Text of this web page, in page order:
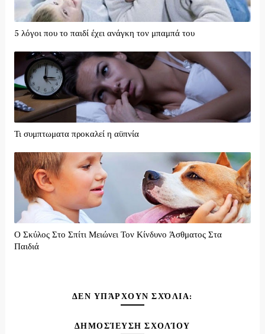
5 λόγοι που το παιδί έχει ανάγκη τον μπαμπά του
Τι συμπτωματα προκαλεί η αϋπνία
Ο Σκύλος Στο Σπίτι Μειώνει Τον Κίνδυνο Άσθματος Στα
Παιδιά
ΔΕΝ ΥΠΆΡΧΟΥΝ ΣΧΌΛΙΑ:
ΔΗΜΟΣΊΕΥΣΗ ΣΧΟΛΊΟΥ